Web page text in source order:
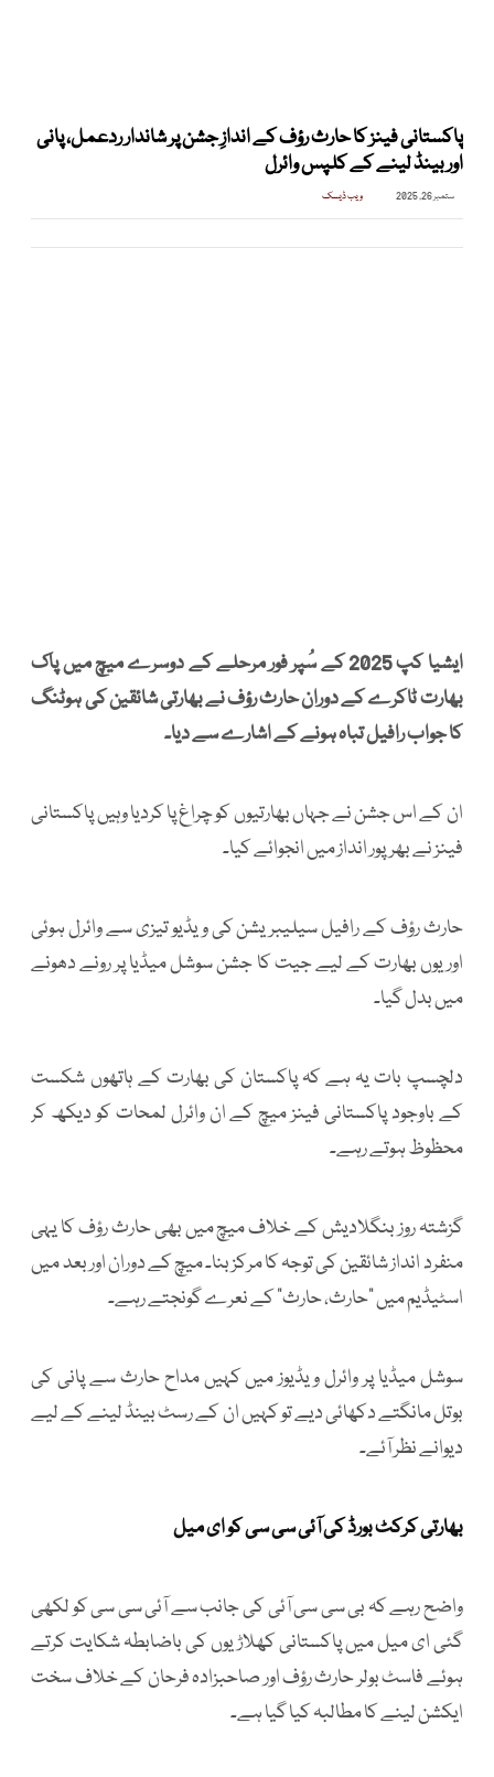
پاکستانی فینز کا حارث رؤف کے اندازِ جشن پر شاندار ردعمل، پانی
اور بینڈ لینے کے کلپس وائرل
ستمبر 26, 2025 ویب ڈیسک
ایشیا کپ 2025 کے سُپر فور مرحلے کے دوسرے میچ میں پاک
بھارت ٹاکرے کے دوران حارث رؤف نے بھارتی شائقین کی ہوٹنگ
کا جواب رافیل تباہ ہونے کے اشارے سے دیا۔
ان کے اس جشن نے جہاں بھارتیوں کو چراغ پا کردیا وہیں پاکستانی
فینز نے بھرپور انداز میں انجوائے کیا۔
حارث رؤف کے رافیل سیلیبریشن کی ویڈیو تیزی سے وائرل ہوئی
اور یوں بھارت کے لیے جیت کا جشن سوشل میڈیا پر رونے دھونے
میں بدل گیا۔
دلچسپ بات یہ ہے کہ پاکستان کی بھارت کے ہاتھوں شکست
کے باوجود پاکستانی فینز میچ کے ان وائرل لمحات کو دیکھ کر
محظوظ ہوتے رہے۔
گزشتہ روز بنگلادیش کے خلاف میچ میں بھی حارث رؤف کا یہی
منفرد انداز شائقین کی توجہ کا مرکز بنا۔ میچ کے دوران اور بعد میں
اسٹیڈیم میں "حارث، حارث" کے نعرے گونجتے رہے۔
سوشل میڈیا پر وائرل ویڈیوز میں کہیں مداح حارث سے پانی کی
بوتل مانگتے دکھائی دیے تو کہیں ان کے رسٹ بینڈ لینے کے لیے
دیوانے نظر آئے۔
بھارتی کرکٹ بورڈ کی آئی سی سی کو ای میل
واضح رہے کہ بی سی سی آئی کی جانب سے آئی سی سی کو لکھی
گئی ای میل میں پاکستانی کھلاڑیوں کی باضابطہ شکایت کرتے
ہوئے فاسٹ بولر حارث رؤف اور صاحبزادہ فرحان کے خلاف سخت
ایکشن لینے کا مطالبہ کیا گیا ہے۔